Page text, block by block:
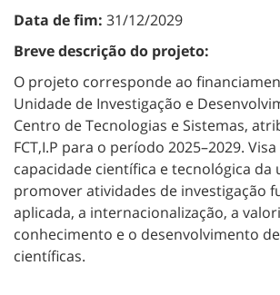
Data de fim: 31/12/2029
Breve descrição do projeto:
O projeto corresponde ao
Unidade de Investigação e
Centro de Tecnologias e Sistemas,
FCT,I.P para o período 2025–2029.
capacidade científica e tecnológica da
promover atividades de investigação
aplicada, a internacionalização, a
conhecimento e o desenvolvimento
científicas.